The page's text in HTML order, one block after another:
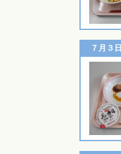
７月３日